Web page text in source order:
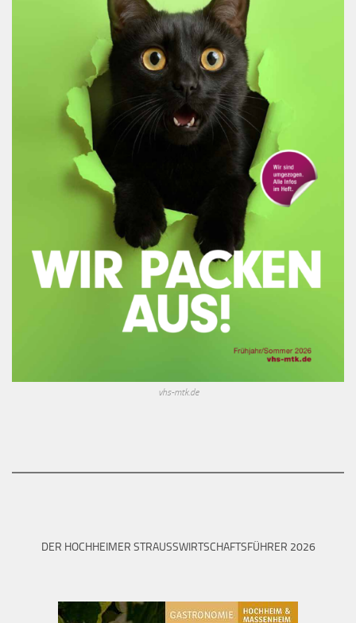
vhs-mtk.de
DER HOCHHEIMER STRAUSSWIRTSCHAFTSFÜHRER 2026